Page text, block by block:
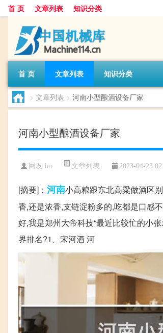
首 页 文章列表 知识分类
首 页 文章列表 知识分类
> 文章列表 > 河南小型酿酒设备厂家
河南小型酿酒设备厂家
网友:hn 文章列表 2023-04-23
[摘要]： 河南小高粮跟东北高粱做酒区
香,还是浓香,支链淀粉多的,吃都是口感
好,我是郑州大帝科技“最近比较忙的小
界排名?1、宋河酒 河